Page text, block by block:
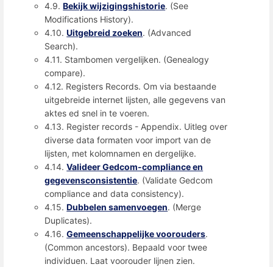
4.9.Bekijk wijzigingshistorie. (See
Modifications History).
4.10.Uitgebreid zoeken. (Advanced
Search).
4.11. Stambomen vergelijken. (Genealogy
compare).
4.12. Registers Records. Om via bestaande
uitgebreide internet lijsten, alle gegevens van
aktes ed snel in te voeren.
4.13. Register records - Appendix. Uitleg over
diverse data formaten voor import van de
lijsten, met kolomnamen en dergelijke.
4.14.Valideer Gedcom-compliance en
gegevensconsistentie. (Validate Gedcom
compliance and data consistency).
4.15.Dubbelen samenvoegen. (Merge
Duplicates).
4.16.Gemeenschappelijke voorouders.
(Common ancestors). Bepaald voor twee
individuen. Laat voorouder lijnen zien.